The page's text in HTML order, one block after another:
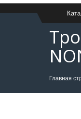
Главная